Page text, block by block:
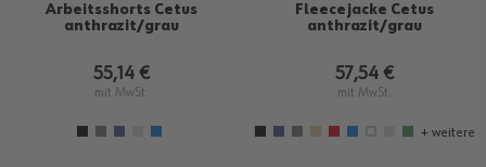
Arbeitsshorts Cetus
anthrazit/grau
55,14 €
mit MwSt.
Fleecejacke Cetus
anthrazit/grau
57,54 €
mit MwSt.
+ weitere